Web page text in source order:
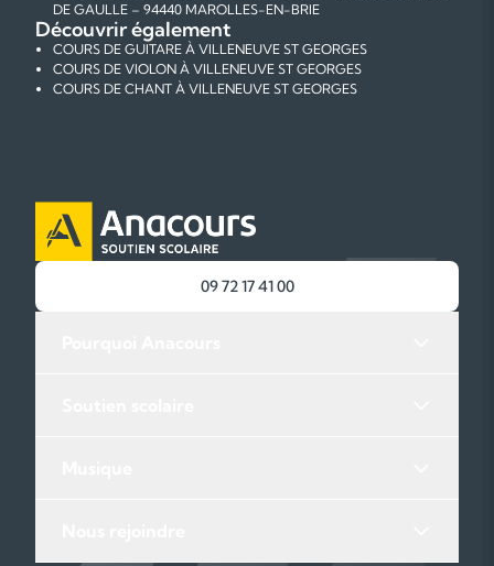
DE GAULLE – 94440 MAROLLES-EN-BRIE
Découvrir également
COURS DE GUITARE À VILLENEUVE ST GEORGES
COURS DE VIOLON À VILLENEUVE ST GEORGES
COURS DE CHANT À VILLENEUVE ST GEORGES
09 72 17 41 00